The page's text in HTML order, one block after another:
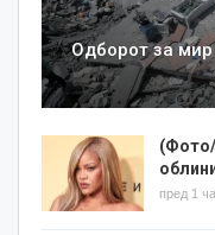
Одборот за мир
(Фото/
пред 1